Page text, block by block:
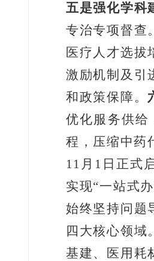
五是强化学科
专治专项督查
医疗人才选拔
激励机制及引
和政策保障。
优化服务供给
程，压缩中药
11 月 1 日正式
实现“一站式
始终坚持问题
四大核心领域
基建、医用耗